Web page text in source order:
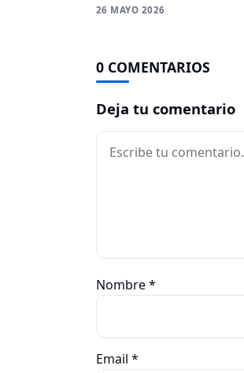
26 MAYO 2026
0 COMENTARIOS
Deja tu comentario
Comentario
Nombre*
Email *